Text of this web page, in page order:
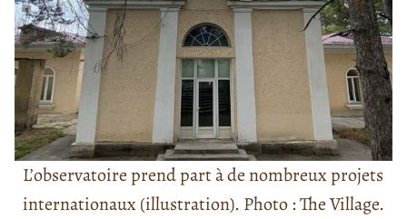
L’observatoire prend part à de nombreux projets
internationaux (illustration). Photo : The Village.